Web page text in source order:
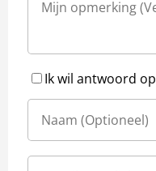
Ik wil antwoord